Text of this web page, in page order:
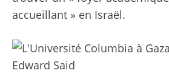
accueillant » en Israël.